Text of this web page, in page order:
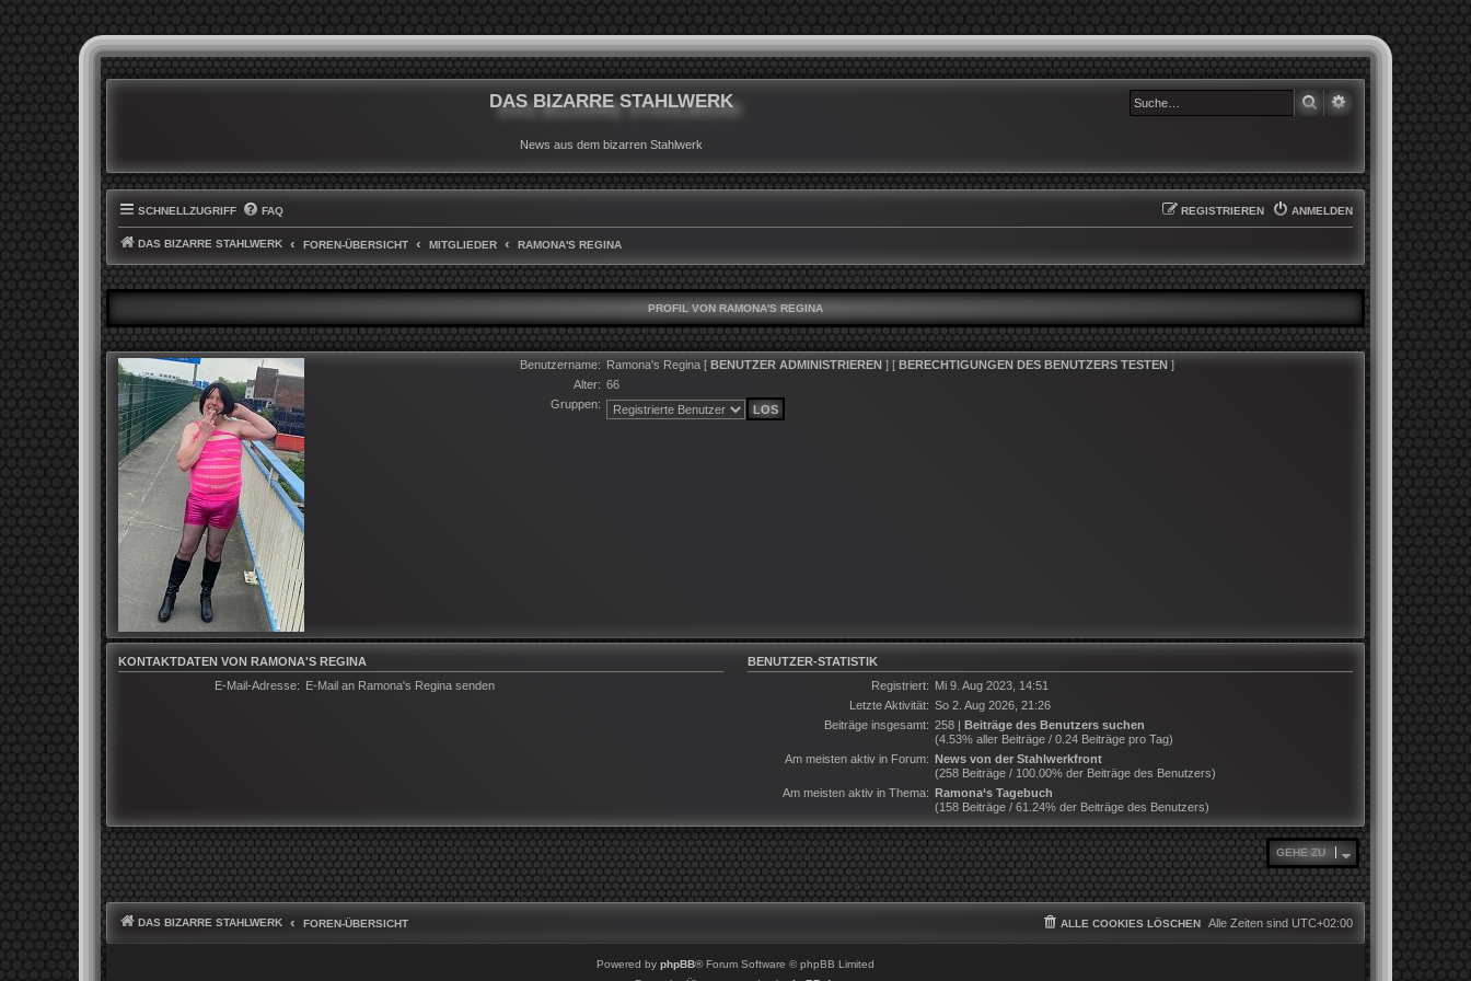
DAS BIZARRE STAHLWERK
News aus dem bizarren Stahlwerk
SUCHE
SCHNELLZUGRIFF FAQ ANMELDEN
REGISTRIEREN
DAS BIZARRE STAHLWERK FOREN-ÜBERSICHT MITGLIEDER RAMONA'S REGINA
PROFIL VON RAMONA'S REGINA
Benutzername: Ramona's Regina[ BENUTZER ADMINISTRIEREN ] [ BERECHTIGUNGEN DES BENUTZERS TESTEN]
Alter: 66
Gruppen:
KONTAKTDATEN VON RAMONA'S REGINA
E-Mail-Adresse: E-Mail an Ramona's Regina senden
BENUTZER-STATISTIK
Registriert: Mi 9. Aug 2023, 14:51
Letzte Aktivität: So 2. Aug 2026, 21:26
Beiträge insgesamt: 258 |Beiträge des Benutzers suchen
(4.53% aller Beiträge / 0.24 Beiträge pro Tag)
Am meisten aktiv in Forum: News von der Stahlwerkfront
(258 Beiträge / 100.00% der Beiträge des Benutzers)
Am meisten aktiv in Thema: Ramona‘s Tagebuch
(158 Beiträge / 61.24% der Beiträge des Benutzers)
GEHE ZU
DAS BIZARRE STAHLWERK FOREN-ÜBERSICHT Alle Zeiten sind UTC+02:00
ALLE COOKIES LÖSCHEN
Powered by phpBB® Forum Software © phpBB Limited